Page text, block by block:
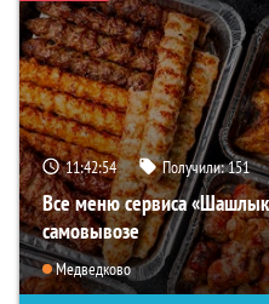
11:42:52 Получили:151
Все меню сервиса «Шашлык
самовывозе
Медведково